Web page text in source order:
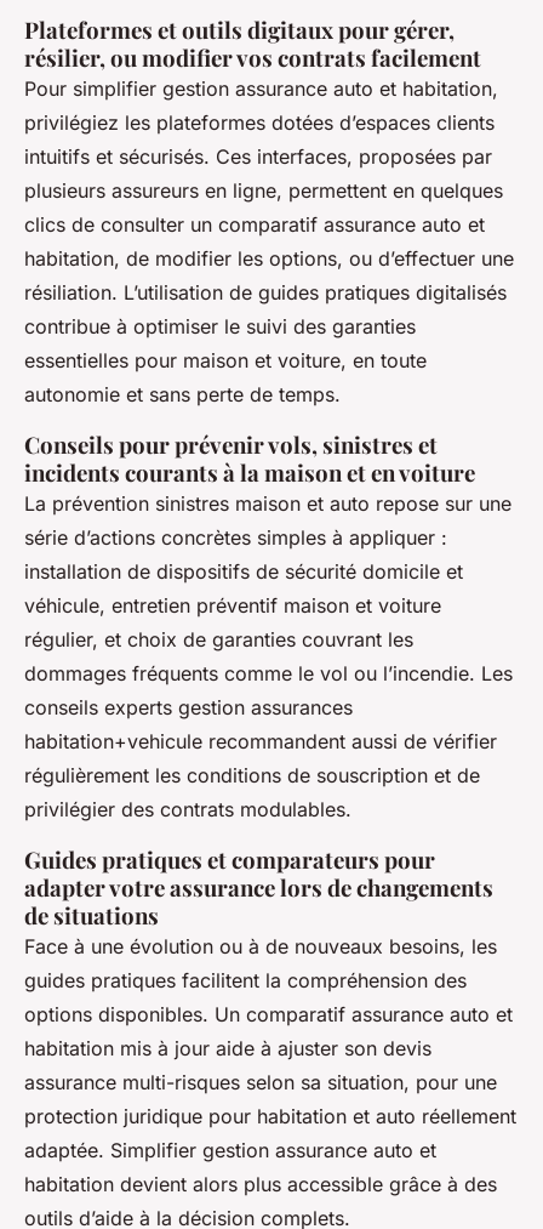
Plateformes et outils digitaux pour gérer,
résilier, ou modifier vos contrats facilement
Pour simplifier gestion assurance auto et habitation,
privilégiez les plateformes dotées d’espaces clients
intuitifs et sécurisés. Ces interfaces, proposées par
plusieurs assureurs en ligne, permettent en quelques
clics de consulter un comparatif assurance auto et
habitation, de modifier les options, ou d’effectuer une
résiliation. L’utilisation de guides pratiques digitalisés
contribue à optimiser le suivi des garanties
essentielles pour maison et voiture, en toute
autonomie et sans perte de temps.
Conseils pour prévenir vols, sinistres et
incidents courants à la maison et en voiture
La prévention sinistres maison et auto repose sur une
série d’actions concrètes simples à appliquer :
installation de dispositifs de sécurité domicile et
véhicule, entretien préventif maison et voiture
régulier, et choix de garanties couvrant les
dommages fréquents comme le vol ou l’incendie. Les
conseils experts gestion assurances
habitation+vehicule recommandent aussi de vérifier
régulièrement les conditions de souscription et de
privilégier des contrats modulables.
Guides pratiques et comparateurs pour
adapter votre assurance lors de changements
de situations
Face à une évolution ou à de nouveaux besoins, les
guides pratiques facilitent la compréhension des
options disponibles. Un comparatif assurance auto et
habitation mis à jour aide à ajuster son devis
assurance multi-risques selon sa situation, pour une
protection juridique pour habitation et auto réellement
adaptée. Simplifier gestion assurance auto et
habitation devient alors plus accessible grâce à des
outils d’aide à la décision complets.